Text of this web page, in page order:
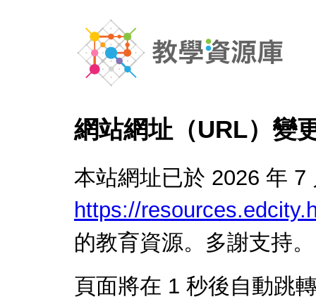
網站網址（URL）變
本站網址已於 2026 年 7
https://
的教育資源。多謝支持。
頁面將在 1 秒後自動跳